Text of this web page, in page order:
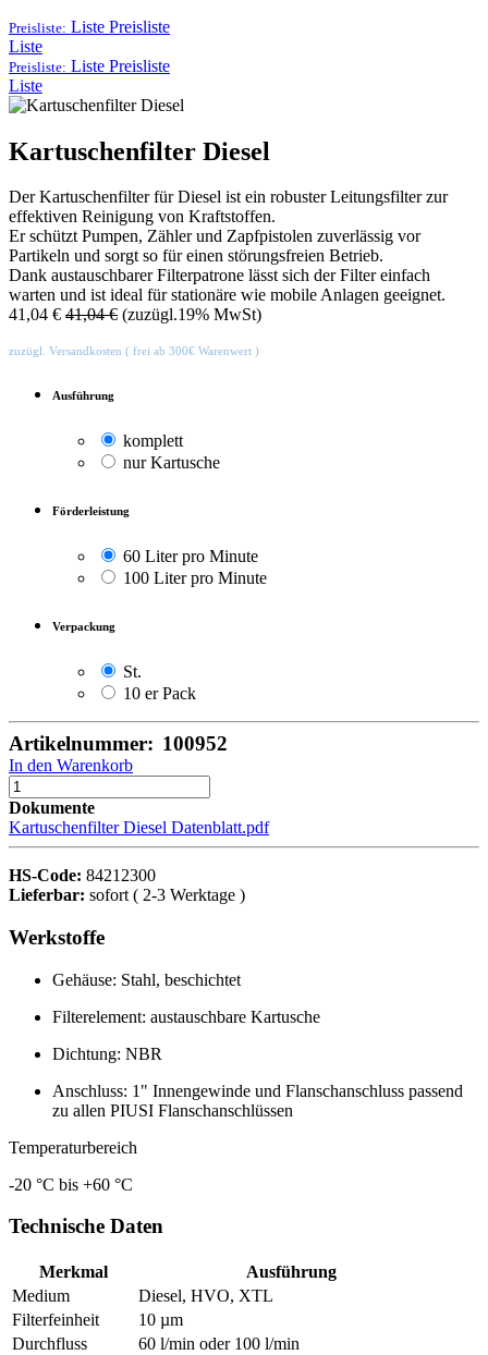
Preisliste: Liste Preisliste
Liste
Preisliste: Liste Preisliste
Liste
Kartuschenfilter Diesel
Der Kartuschenfilter für Diesel ist ein robuster Leitungsfilter zur
effektiven Reinigung von Kraftstoffen.
Er schützt Pumpen, Zähler und Zapfpistolen zuverlässig vor
Partikeln und sorgt so für einen störungsfreien Betrieb.
Dank austauschbarer Filterpatrone lässt sich der Filter einfach
warten und ist ideal für stationäre wie mobile Anlagen geeignet.
41,04 € 41,04€ (zuzügl.19% MwSt)
zuzügl. Versandkosten ( frei ab 300€ Warenwert )
Ausführung
komplett
nur Kartusche
Förderleistung
60 Liter pro Minute
100 Liter pro Minute
Verpackung
St.
10 er Pack
Artikelnummer: 100952
In den Warenkorb
Dokumente
Kartuschenfilter Diesel Datenblatt.pdf
HS-Code: 84212300
Lieferbar: sofort ( 2-3 Werktage )
Werkstoffe
Gehäuse: Stahl, beschichtet
Filterelement: austauschbare Kartusche
Dichtung: NBR
Anschluss: 1" Innengewinde und Flanschanschluss passend
zu allen PIUSI Flanschanschlüssen
Temperaturbereich
-20 °C bis +60 °C
Technische Daten
Merkmal
Ausführung
Medium
Diesel, HVO, XTL
Filterfeinheit
10 µm
Durchfluss
60 l/min oder 100 l/min